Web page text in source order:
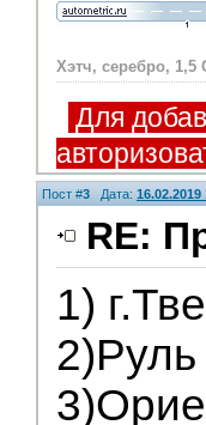
Хэтч, серебро, 1,5
Для
Пост #3 Дата: 16.02.2019
RE:
1)